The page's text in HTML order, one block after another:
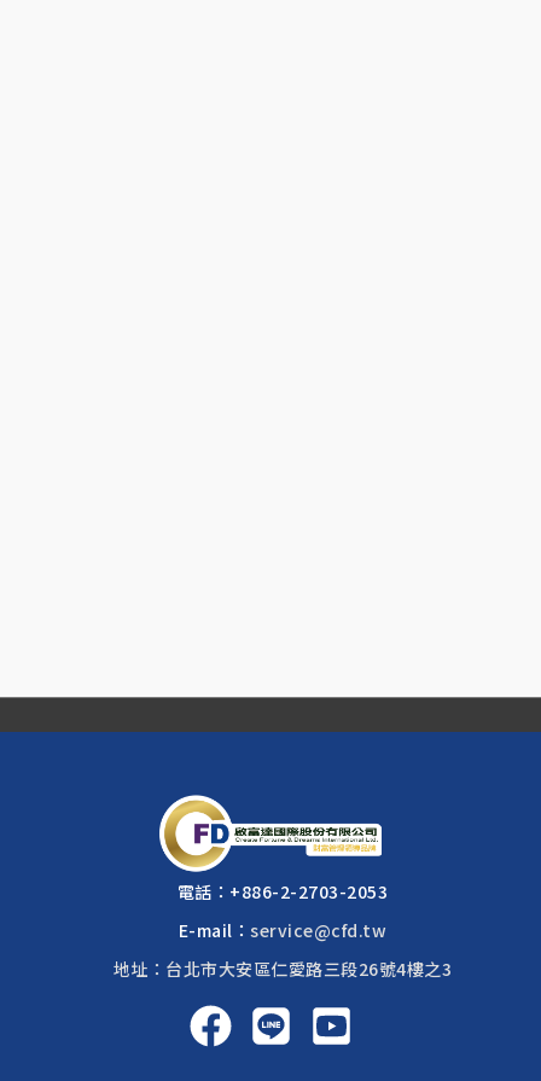
電話： +886-2-2703-2053
E-mail：service@cfd.tw
地址：台北市大安區仁愛路三段26號4樓之3